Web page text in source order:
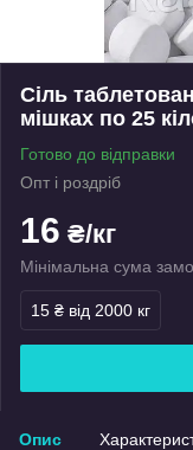
Сіль
мішках по 25
Готово до відправки
Опт і роздріб
16 ₴/кг
Мінімальна сума
15 ₴ від 2000 кг
Опис